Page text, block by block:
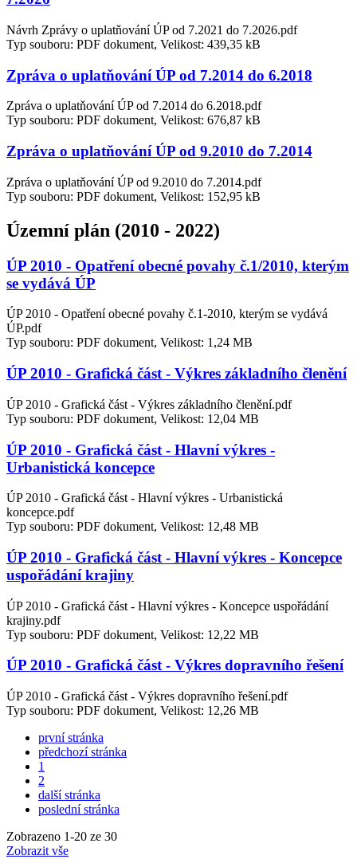
Návrh Zprávy o uplatňování ÚP od 7.2021 do 7.2026.pdf
Typ souboru: PDF dokument, Velikost: 439,35 kB
Zpráva o uplatňování ÚP od 7.2014 do 6.2018
Zpráva o uplatňování ÚP od 7.2014 do 6.2018.pdf
Typ souboru: PDF dokument, Velikost: 676,87 kB
Zpráva o uplatňování ÚP od 9.2010 do 7.2014
Zpráva o uplatňování ÚP od 9.2010 do 7.2014.pdf
Typ souboru: PDF dokument, Velikost: 152,95 kB
Územní plán (2010 - 2022)
ÚP 2010 - Opatření obecné povahy č.1/2010, kterým
se vydává ÚP
ÚP 2010 - Opatření obecné povahy č.1-2010, kterým se vydává
ÚP.pdf
Typ souboru: PDF dokument, Velikost: 1,24 MB
ÚP 2010 - Grafická část - Výkres základního členění
ÚP 2010 - Grafická část - Výkres základního členění.pdf
Typ souboru: PDF dokument, Velikost: 12,04 MB
ÚP 2010 - Grafická část - Hlavní výkres -
Urbanistická koncepce
ÚP 2010 - Grafická část - Hlavní výkres - Urbanistická
koncepce.pdf
Typ souboru: PDF dokument, Velikost: 12,48 MB
ÚP 2010 - Grafická část - Hlavní výkres - Koncepce
uspořádání krajiny
ÚP 2010 - Grafická část - Hlavní výkres - Koncepce uspořádání
krajiny.pdf
Typ souboru: PDF dokument, Velikost: 12,22 MB
ÚP 2010 - Grafická část - Výkres dopravního řešení
ÚP 2010 - Grafická část - Výkres dopravního řešení.pdf
Typ souboru: PDF dokument, Velikost: 12,26 MB
první stránka
předchozí stránka
1
2
další stránka
poslední stránka
Zobrazeno 1-20 ze 30
Zobrazit vše